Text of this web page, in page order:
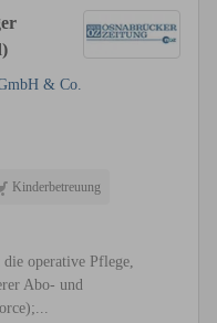
& Co.
Kinderbetreuung
operative Pflege,
Abo- und